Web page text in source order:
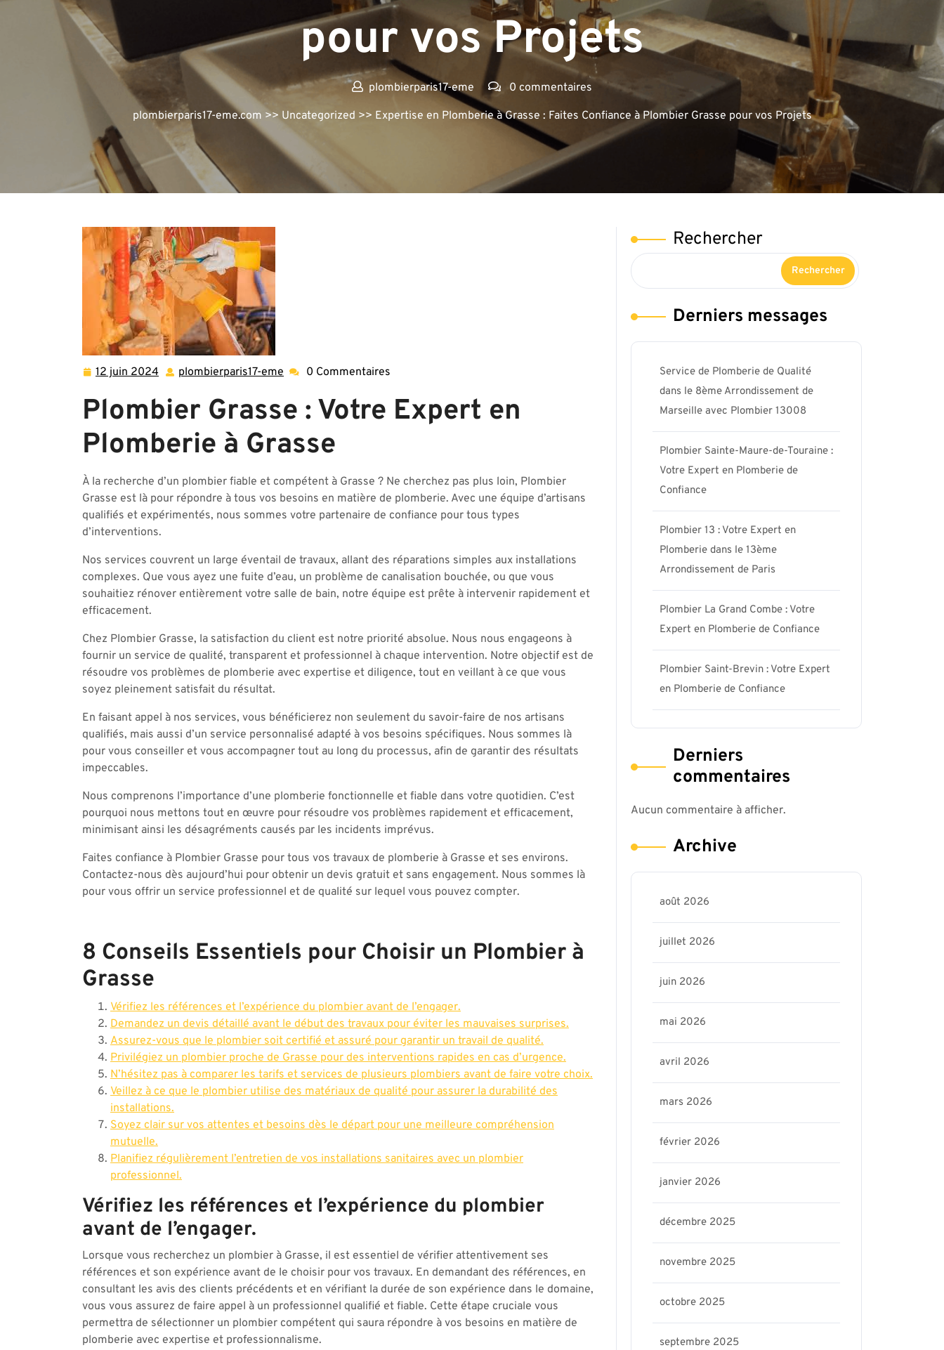
pour vos Projets
plombierparis17-eme
0 commentaires
plombierparis17-eme.com >> Uncategorized >> Expertise en Plomberie à Grasse : Faites Confiance à Plombier Grasse pour vos Projets
12 juin 2024 12
2024
plombierparis17-eme plombierparis17-
0 Commentaires
Plombier Grasse : Votre Expert en
Plomberie à Grasse
À la recherche d’un plombier fiable et compétent à Grasse ? Ne cherchez pas plus loin, Plombier
Grasse est là pour répondre à tous vos besoins en matière de plomberie. Avec une équipe d’artisans
qualifiés et expérimentés, nous sommes votre partenaire de confiance pour tous types
d’interventions.
Nos services couvrent un large éventail de travaux, allant des réparations simples aux installations
complexes. Que vous ayez une fuite d’eau, un problème de canalisation bouchée, ou que vous
souhaitiez rénover entièrement votre salle de bain, notre équipe est prête à intervenir rapidement et
efficacement.
Chez Plombier Grasse, la satisfaction du client est notre priorité absolue. Nous nous engageons à
fournir un service de qualité, transparent et professionnel à chaque intervention. Notre objectif est de
résoudre vos problèmes de plomberie avec expertise et diligence, tout en veillant à ce que vous
soyez pleinement satisfait du résultat.
En faisant appel à nos services, vous bénéficierez non seulement du savoir-faire de nos artisans
qualifiés, mais aussi d’un service personnalisé adapté à vos besoins spécifiques. Nous sommes là
pour vous conseiller et vous accompagner tout au long du processus, afin de garantir des résultats
impeccables.
Nous comprenons l’importance d’une plomberie fonctionnelle et fiable dans votre quotidien. C’est
pourquoi nous mettons tout en œuvre pour résoudre vos problèmes rapidement et efficacement,
minimisant ainsi les désagréments causés par les incidents imprévus.
Faites confiance à Plombier Grasse pour tous vos travaux de plomberie à Grasse et ses environs.
Contactez-nous dès aujourd’hui pour obtenir un devis gratuit et sans engagement. Nous sommes là
pour vous offrir un service professionnel et de qualité sur lequel vous pouvez compter.
8 Conseils Essentiels pour Choisir un Plombier à
Grasse
Vérifiez les références et l’expérience du plombier avant de l’engager.
Demandez un devis détaillé avant le début des travaux pour éviter les mauvaises surprises.
Assurez-vous que le plombier soit certifié et assuré pour garantir un travail de qualité.
Privilégiez un plombier proche de Grasse pour des interventions rapides en cas d’urgence.
N’hésitez pas à comparer les tarifs et services de plusieurs plombiers avant de faire votre choix.
Veillez à ce que le plombier utilise des matériaux de qualité pour assurer la durabilité des
installations.
Soyez clair sur vos attentes et besoins dès le départ pour une meilleure compréhension
mutuelle.
Planifiez régulièrement l’entretien de vos installations sanitaires avec un plombier
professionnel.
Vérifiez les références et l’expérience du plombier
avant de l’engager.
Lorsque vous recherchez un plombier à Grasse, il est essentiel de vérifier attentivement ses
références et son expérience avant de le choisir pour vos travaux. En demandant des références, en
consultant les avis des clients précédents et en vérifiant la durée de son expérience dans le domaine,
vous vous assurez de faire appel à un professionnel qualifié et fiable. Cette étape cruciale vous
permettra de sélectionner un plombier compétent qui saura répondre à vos besoins en matière de
plomberie avec expertise et professionnalisme.
Rechercher
Rechercher
Derniers messages
Service de Plomberie de Qualité
dans le 8ème Arrondissement de
Marseille avec Plombier 13008
Plombier Sainte-Maure-de-Touraine :
Votre Expert en Plomberie de
Confiance
Plombier 13 : Votre Expert en
Plomberie dans le 13ème
Arrondissement de Paris
Plombier La Grand Combe : Votre
Expert en Plomberie de Confiance
Plombier Saint-Brevin : Votre Expert
en Plomberie de Confiance
Derniers
commentaires
Aucun commentaire à afficher.
Archive
août 2026
juillet 2026
juin 2026
mai 2026
avril 2026
mars 2026
février 2026
janvier 2026
décembre 2025
novembre 2025
octobre 2025
septembre 2025